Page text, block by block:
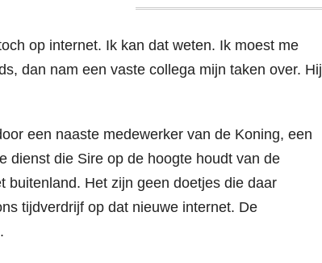
op internet. Ik kan dat weten. Ik moest me
dan nam een vaste collega mijn taken over. Hij
een naaste medewerker van de Koning, een
dienst die Sire op de hoogte houdt van de
buitenland. Het zijn geen doetjes die daar
tijdverdrijf op dat nieuwe internet. De